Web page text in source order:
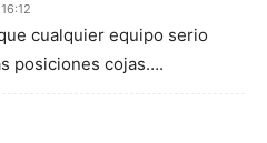
cualquier equipo serio
posiciones cojas….